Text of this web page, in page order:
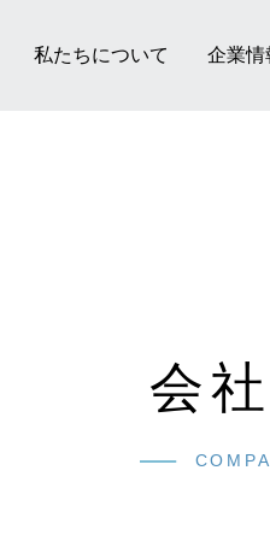
私たちについて 企業情
会